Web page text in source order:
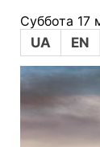
Суббота 17
UA
EN